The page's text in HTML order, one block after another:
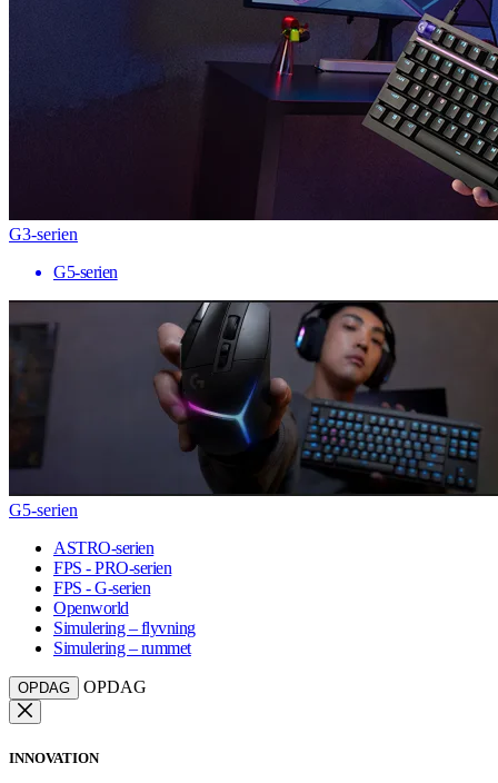
G3-serien
G5-serien
G5-serien
ASTRO-serien
FPS - PRO-serien
FPS - G-serien
Openworld
Simulering – flyvning
Simulering – rummet
OPDAG OPDAG
INNOVATION